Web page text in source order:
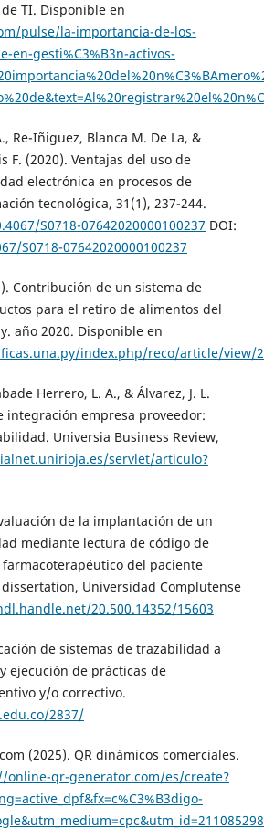
TI. Disponible en
pulse/la-importancia-de-los-
en-gesti%C3%B3n-activos-
Re-Iñiguez, Blanca M. De La, &
F. (2020). Ventajas del uso de
electrónica en procesos de
tecnológica, 31(1), 237-244.
S0718-07642020000100237 DOI:
S0718-07642020000100237
Contribución de un sistema de
para el retiro de alimentos del
año 2020. Disponible en
index.php/reco/article/view/
Herrero, L. A., & Álvarez, J. L.
integración empresa proveedor:
Universia Business Review,
servlet/articulo?
de la implantación de un
mediante lectura de código de
del paciente
Universidad Complutense
20.500.14352/15603
de sistemas de trazabilidad a
ejecución de prácticas de
y/o correctivo.
2837/
(2025). QR dinámicos comerciales.
online-qr-generator.com/es/create?